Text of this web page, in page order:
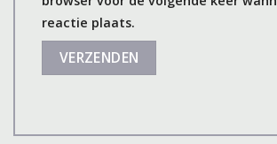
reactie plaats.